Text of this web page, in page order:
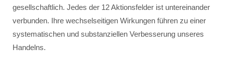
gesellschaftlich. Jedes der 12 Aktionsfelder ist untereinander
verbunden. Ihre wechselseitigen Wirkungen führen zu einer
systematischen und substanziellen Verbesserung unseres
Handelns.